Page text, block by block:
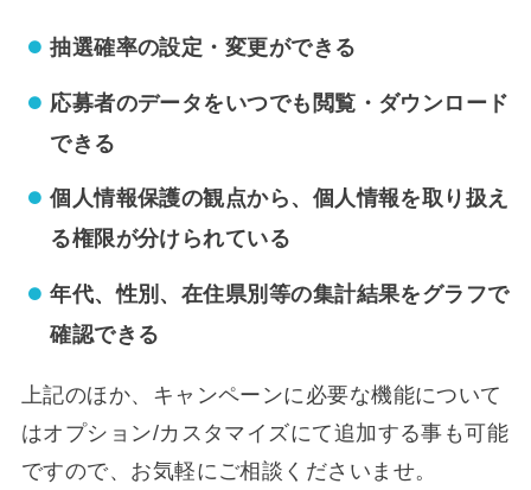
抽選確率の設定・変更ができる
応募者のデータをいつでも閲覧・ダウンロード
できる
個人情報保護の観点から、個人情報を取り扱え
る権限が分けられている
年代、性別、在住県別等の集計結果をグラフで
確認できる
上記のほか、キャンペーンに必要な機能について
はオプション/カスタマイズにて追加する事も可能
ですので、お気軽にご相談くださいませ。